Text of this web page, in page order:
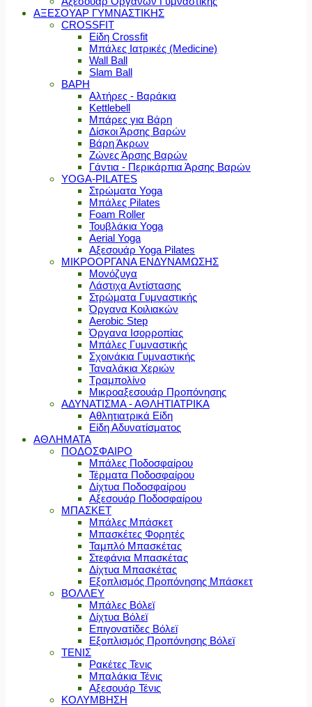
ΑΞΕΣΟΥΑΡ ΓΥΜΝΑΣΤΙΚΗΣ
CROSSFIT
Είδη Crossfit
Μπάλες Ιατρικές (Medicine)
Wall Ball
Slam Ball
ΒΑΡΗ
Αλτήρες - Βαράκια
Kettlebell
Μπάρες για Βάρη
Δίσκοι Άρσης Βαρών
Βάρη Άκρων
Ζώνες Άρσης Βαρών
Γάντια - Περικάρπια Άρσης Βαρών
YOGA-PILATES
Στρώματα Yoga
Μπάλες Pilates
Foam Roller
Τουβλάκια Yoga
Aerial Yoga
Αξεσουάρ Yoga Pilates
ΜΙΚΡΟΟΡΓΑΝΑ ΕΝΔΥΝΑΜΩΣΗΣ
Μονόζυγα
Λάστιχα Αντίστασης
Στρώματα Γυμναστικής
Όργανα Κοιλιακών
Aerobic Step
Όργανα Ισορροπίας
Μπάλες Γυμναστικής
Σχοινάκια Γυμναστικής
Ταναλάκια Χεριών
Τραμπολίνο
Μικροαξεσουάρ Προπόνησης
ΑΔΥΝΑΤΙΣΜΑ - ΑΘΛΗΤΙΑΤΡΙΚΑ
Αθλητιατρικά Είδη
Είδη Αδυνατίσματος
ΑΘΛΗΜΑΤΑ
ΠΟΔΟΣΦΑΙΡΟ
Μπάλες Ποδοσφαίρου
Τέρματα Ποδοσφαίρου
Δίχτυα Ποδοσφαίρου
Αξεσουάρ Ποδοσφαίρου
ΜΠΑΣΚΕΤ
Μπάλες Μπάσκετ
Μπασκέτες Φορητές
Ταμπλό Μπασκέτας
Στεφάνια Μπασκέτας
Δίχτυα Μπασκέτας
Εξοπλισμός Προπόνησης Μπάσκετ
ΒΟΛΛΕΥ
Μπάλες Βόλεϊ
Δίχτυα Βόλεϊ
Επιγονατίδες Βόλεϊ
Εξοπλισμός Προπόνησης Βόλεϊ
ΤΕΝΙΣ
Ρακέτες Τενις
Μπαλάκια Τένις
Αξεσουάρ Τένις
ΚΟΛΥΜΒΗΣΗ